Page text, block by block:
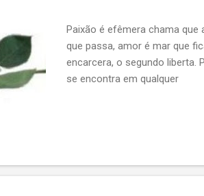
Paixão é efêmera chama
que passa, amor é mar que
encarcera, o segundo liberta.
se encontra em qualquer